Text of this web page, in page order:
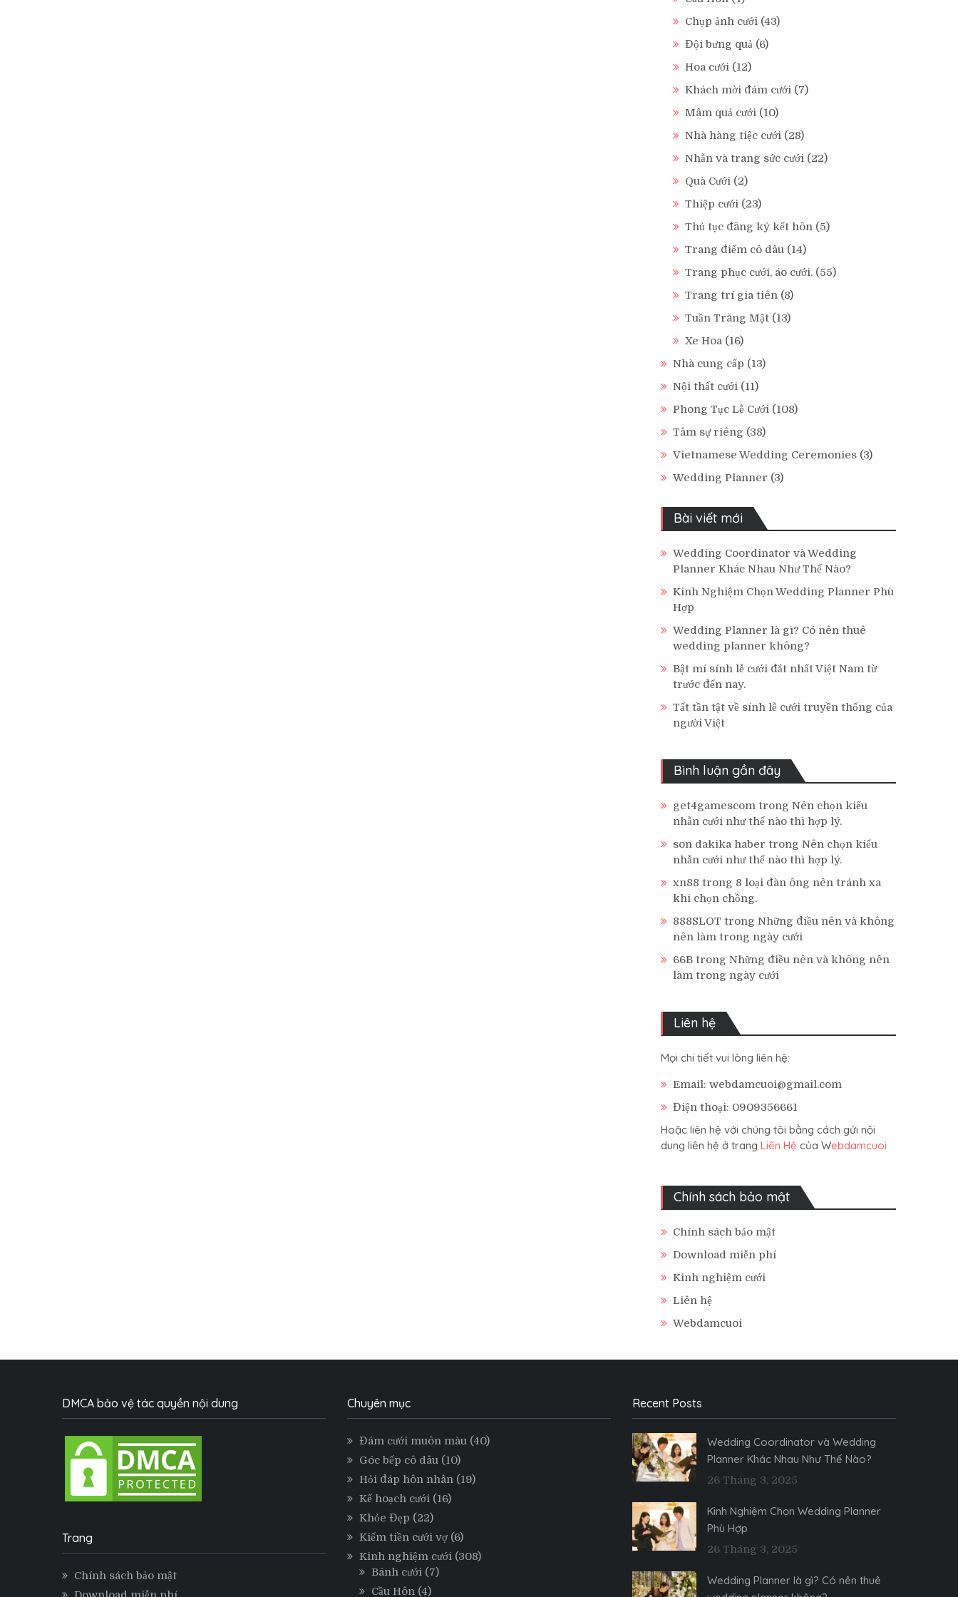
Chụp ảnh cưới (43)
Đội bưng quả (6)
Hoa cưới (12)
Khách mời đám cưới (7)
Mâm quả cưới (10)
Nhà hàng tiệc cưới (28)
Nhẫn và trang sức cưới (22)
Quà Cưới (2)
Thiệp cưới (23)
Thủ tục đăng ký kết hôn (5)
Trang điểm cô dâu (14)
Trang phục cưới, áo cưới. (55)
Trang trí gia tiên (8)
Tuần Trăng Mật (13)
Xe Hoa (16)
Nhà cung cấp (13)
Nội thất cưới (11)
Phong Tục Lễ Cưới (108)
Tâm sự riêng (38)
Vietnamese Wedding Ceremonies (3)
Wedding Planner (3)
Bài viết mới
Wedding Coordinator và Wedding
Planner Khác Nhau Như Thế Nào?
Kinh Nghiệm Chọn Wedding Planner Phù
Hợp
Wedding Planner là gì? Có nên thuê
wedding planner không?
Bật mí sính lễ cưới đắt nhất Việt Nam từ
trước đến nay.
Tất tần tật về sính lễ cưới truyền thống của
người Việt
Bình luận gần đây
get4gamescom trong Nên chọn kiểu
nhẫn cưới như thế nào thì hợp lý.
son dakika haber trong Nên chọn kiểu
nhẫn cưới như thế nào thì hợp lý.
xn88 trong 8 loại đàn ông nên tránh xa
khi chọn chồng.
888SLOT trong Những điều nên và không
nên làm trong ngày cưới
66B trong Những điều nên và không nên
làm trong ngày cưới
Liên hệ
Mọi chi tiết vui lòng liên hệ:
Email: webdamcuoi@gmail.com
Điện thoại: 0909356661
Hoặc liên hệ với chúng tôi bằng cách gửi nội
dung liên hệ ở trang Liên Hệ của Webdamcuoi
Chính sách bảo mật
Chính sách bảo mật
Download miễn phí
Kinh nghiệm cưới
Liên hệ
Webdamcuoi
DMCA bảo vệ tác quyền nội dung
Trang
Chính sách bảo mật
Chuyên mục
Đám cưới muôn màu(40)
Góc bếp cô dâu(10)
Hỏi đáp hôn nhân(19)
Kế hoạch cưới(16)
Khỏe Đẹp (22)
Kiếm tiền cưới vợ(6)
Kinh nghiệm cưới(308)
Bánh cưới(7)
Cầu Hôn(4)
Recent Posts
Wedding Coordinator và Wedding
Planner Khác Nhau Như Thế Nào?
26 Tháng 3, 2025
Kinh Nghiệm Chọn Wedding Planner
Phù Hợp
26 Tháng 3, 2025
Wedding Planner là gì? Có nên thuê